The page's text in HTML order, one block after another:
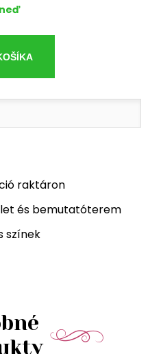
raktáron
és bemutatóterem
színek